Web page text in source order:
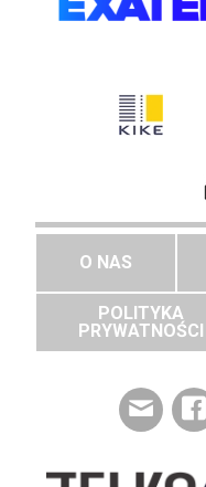
O NAS
POLITYKA
PRYWATNOŚCI